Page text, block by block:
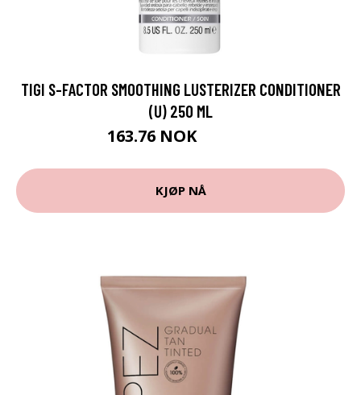
TIGI S-FACTOR SMOOTHING LUSTERIZER CONDITIONER
(U) 250 ML
163.76 NOK
KJØP NÅ